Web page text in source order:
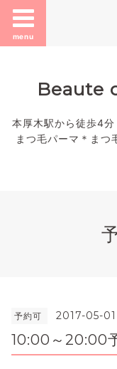
menu
Beaute
本厚木駅から徒歩4
まつ毛パーマ＊まつ
予約可 2017-05-
10:00～20:00